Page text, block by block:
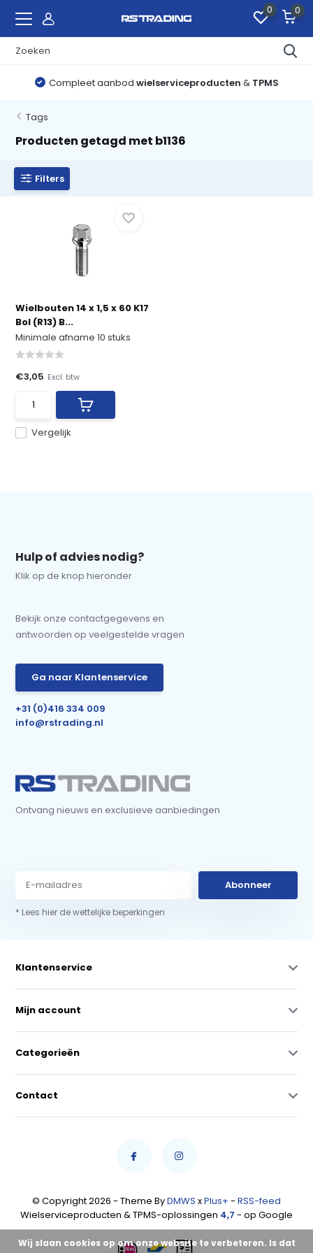
0 0
Compleet aanbod wielserviceproducten & TPMS
Tags
Producten getagd met b1136
Filters
Wielbouten 14 x 1,5 x 60 K17
Bol (R13) B...
Minimale afname 10 stuks
Vergelijk
€3,05 Excl. btw
Hulp of advies nodig?
Klik op de knop hieronder
Bekijk onze contactgegevens en
antwoorden op veelgestelde vragen
Ga naar Klantenservice
+31 (0)416 334 009
info@rstrading.nl
Ontvang nieuws en exclusieve aanbiedingen
Abonneer
* Lees hier de wettelijke beperkingen
Klantenservice
Mijn account
Categorieën
Contact
© Copyright 2026 - Theme ByDMWS xPlus+ - RSS-feed
Wielserviceproducten & TPMS-oplossingen 4,7 - op Google
Wij slaan cookies op om onze website te verbeteren. Is dat